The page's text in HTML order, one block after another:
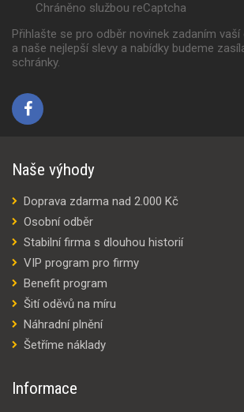
Chráněno službou reCaptcha
Přihlašte se pro odběr novinek zadaním
a naše nejlepší slevy a nabídky budeme
schránky.
Naše výhody
Doprava zdarma nad 2.000 Kč
Osobní odběr
Stabilní firma s dlouhou historií
VIP program pro firmy
Benefit program
Šití oděvů na míru
Náhradní plnění
Šetříme náklady
Informace